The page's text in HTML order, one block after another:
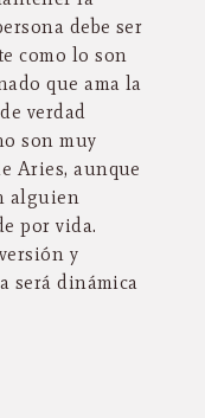
debe ser
como lo son
que ama la
verdad
son muy
Aries, aunque
alguien
por vida.
y
será dinámica